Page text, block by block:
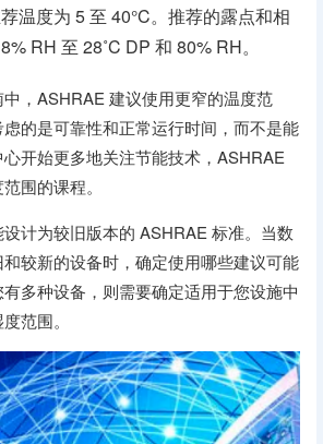
温度为 5 至 40°C。推荐的露点和相
RH 至 28˚C DP 和 80% RH。
，ASHRAE 建议使用更窄的温度范
的是可靠性和正常运行时间，而不是能
开始更多地关注节能技术，ASHRAE
围的课程。
计为较旧版本的 ASHRAE 标准。当数
较新的设备时，确定使用哪些建议可能
多种设备，则需要确定适用于您设施中
范围。